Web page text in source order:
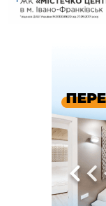
вкрав із
В урочищі
У
07 Серпня
ФОТО У
хлопчика з
Загальна
футбольних
На "зебрі" у
Прикарпаття